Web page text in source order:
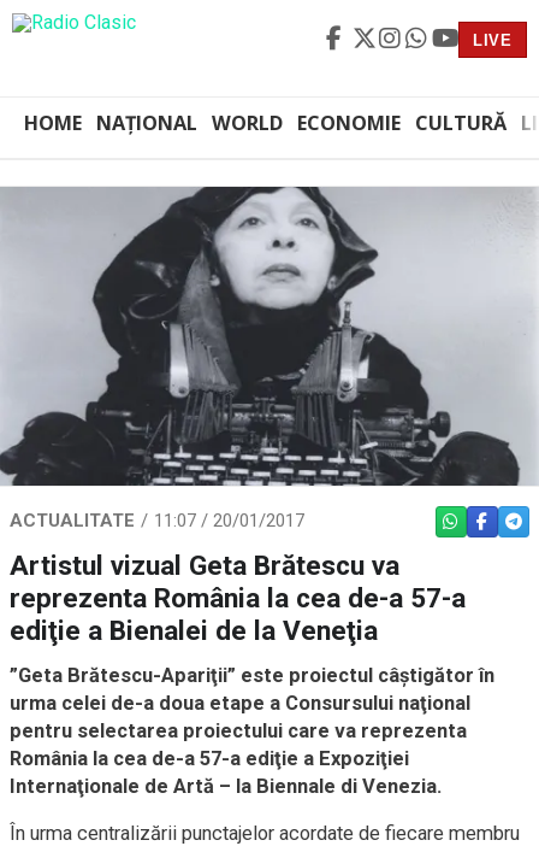
LIVE
HOME NAȚIONAL WORLD ECONOMIE CULTURĂ
ACTUALITATE 11:07 / 20/01/2017 WHATSAPP
Artistul vizual Geta Brătescu va
reprezenta România la cea de-a 57-a
ediţie a Bienalei de la Veneţia
”Geta Brătescu-Apariţii” este proiectul câştigător în
urma celei de-a doua etape a Consursului naţional
pentru selectarea proiectului care va reprezenta
România la cea de-a 57-a ediţie a Expoziţiei
Internaţionale de Artă – la Biennale di Venezia.
În urma centralizării punctajelor acordate de fiecare membru